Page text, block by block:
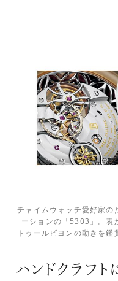
チャイムウォッチ愛好家の
ーションの「5303」。表
トゥールビヨンの動きを
ハンドクラフト